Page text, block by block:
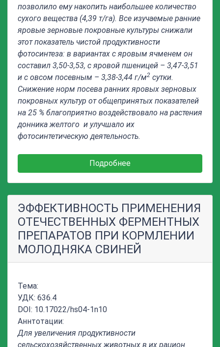
позволило ему накопить наибольшее количество
сухого вещества (4,39 т/га). Все изучаемые ранние
яровые зерновые покровные культуры снижали
этот показатель чистой продуктивности
фотосинтеза: в вариантах с яровым ячменем он
составил 3,50-3,53, с яровой пшеницей – 3,47-3,51
и с овсом посевным – 3,38-3,44 г/м2 сутки.
Снижение норм посева ранних яровых зерновых
покровных культур от общепринятых показателей
на 25 % благоприятно воздействовало на растения
донника желтого и улучшало их
фотосинтетическую деятельность.
Подробнее
ЭФФЕКТИВНОСТЬ ПРИМЕНЕНИЯ
ОТЕЧЕСТВЕННЫХ ФЕРМЕНТНЫХ
ПРЕПАРАТОВ ПРИ КОРМЛЕНИИ
МОЛОДНЯКА СВИНЕЙ
Тема:
УДК: 636.4
DOI: 10.17022/hs04-1n10
Аннтотации:
Для увеличения продуктивности
сельскохозяйственных животных в их рацион